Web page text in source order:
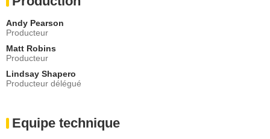
Andy Pearson
Producteur
Matt Robins
Producteur
Lindsay Shapero
Producteur délégué
Equipe technique